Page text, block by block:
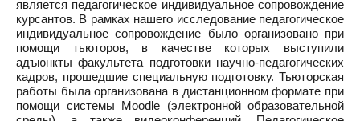
является педагогическое индивидуальное сопровождение
курсантов. В рамках нашего исследование педагогическое
индивидуальное сопровождение было организовано при
помощи тьюторов, в качестве которых выступили
адъюнкты факультета подготовки научно-педагогических
кадров, прошедшие специальную подготовку. Тьюторская
работы была организована в дистанционном формате при
помощи системы Moodle (электронной образовательной